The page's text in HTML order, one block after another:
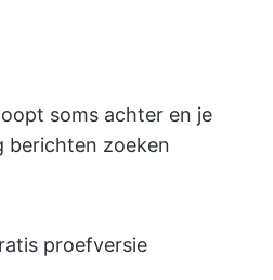
soms achter en je
berichten zoeken
proefversie